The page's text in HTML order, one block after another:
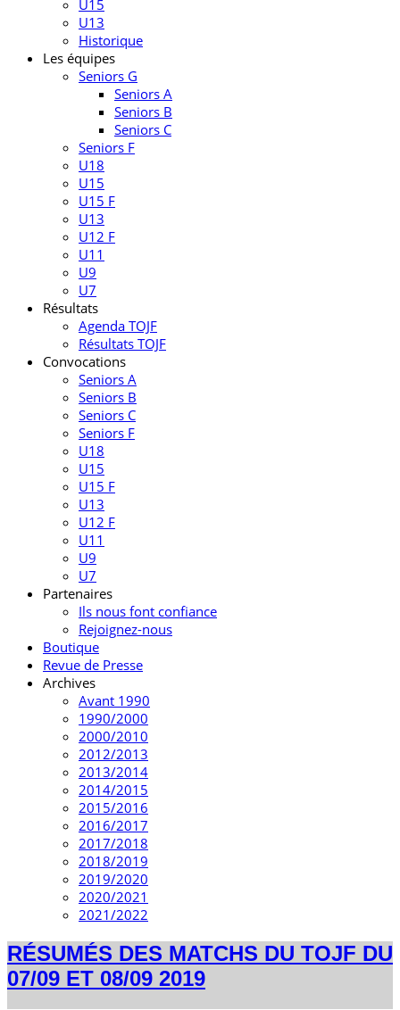
U15
U13
Historique
Les équipes
Seniors G
Seniors A
Seniors B
Seniors C
Seniors F
U18
U15
U15 F
U13
U12 F
U11
U9
U7
Résultats
Agenda TOJF
Résultats TOJF
Convocations
Seniors A
Seniors B
Seniors C
Seniors F
U18
U15
U15 F
U13
U12 F
U11
U9
U7
Partenaires
Ils nous font confiance
Rejoignez-nous
Boutique
Revue de Presse
Archives
Avant 1990
1990/2000
2000/2010
2012/2013
2013/2014
2014/2015
2015/2016
2016/2017
2017/2018
2018/2019
2019/2020
2020/2021
2021/2022
RÉSUMÉS DES MATCHS DU TOJF DU
07/09 ET 08/09 2019